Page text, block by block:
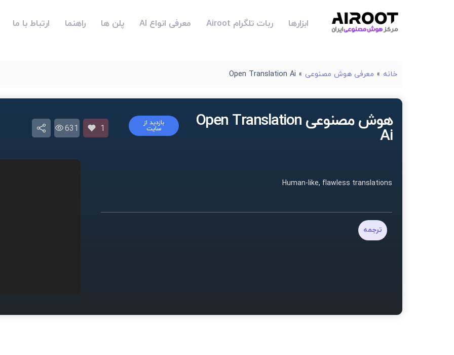
ابزارها ربات تلگرام Airoot معرفی انواع AI پلن ها راهنما ارتباط با ما
خانه » معرفی هوش مصنوعی »
Open Translation Ai
هوش مصنوعی Open Translation
Ai
بازدید از
سایت 1
631
Human-like, flawless translations
ترجمه